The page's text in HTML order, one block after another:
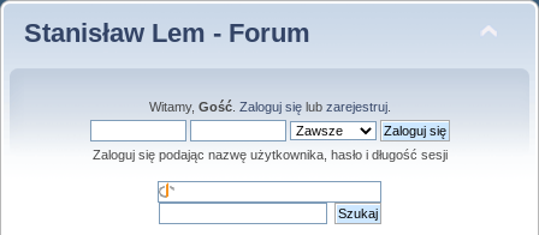
Stanisław Lem - Forum
Witamy, Gość. Zaloguj sięlub zarejestruj.
Zaloguj się podając nazwę użytkownika, hasło i długość sesji